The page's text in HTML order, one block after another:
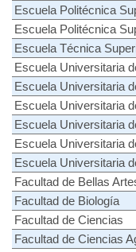
Escuela Politécnica
Escuela Politécnica
Escuela Técnica
Escuela Universitaria
Escuela Universitaria
Escuela Universitaria
Escuela Universitaria
Escuela Universitaria
Escuela Universitaria
Facultad de Bellas
Facultad de Biología
Facultad de Ciencias
Facultad de Ciencias